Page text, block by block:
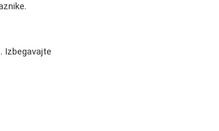
Izbegavajte